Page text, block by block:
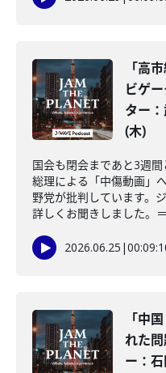
「高
ビゲ
ター
(木)
国会も閉会まであと3週
総理による「中傷動画」
野党が批判しています。
詳しくお聞きしました。
2026.06.25 |
「中
れた
ー：